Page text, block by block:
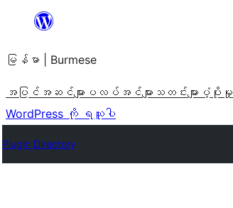
အကြောင်းအရာ
ကျော်သွား
ရန်
မြန်မာ | Burmese
အပြင်အဆင်များ ပလပ်အင်များ သတင်းများ ပံ့ပိုးမှု
WordPress ကို ရယူပါ
Plugin Directory